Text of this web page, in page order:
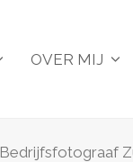
OVER MIJ
Bedrijfsfotograaf